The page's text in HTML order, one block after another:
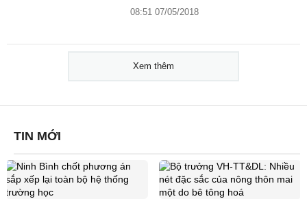
08:51 07/05/2018
Xem thêm
TIN MỚI